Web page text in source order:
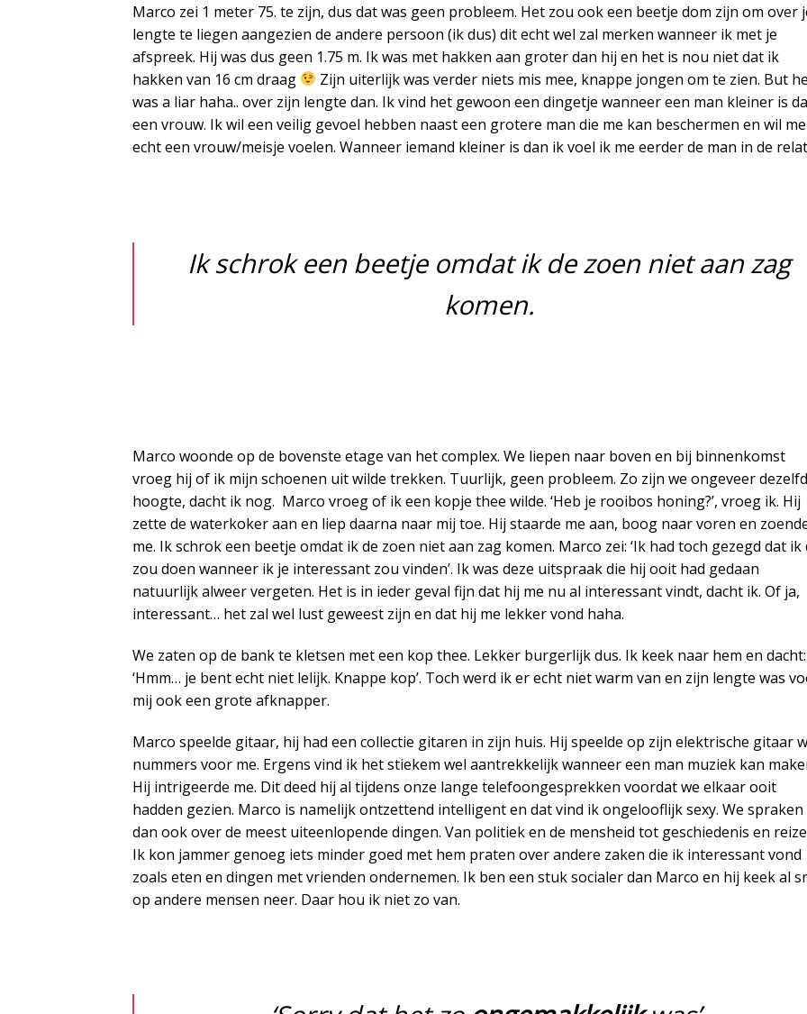
Marco zei 1 meter 75. te zijn, dus dat was geen probleem. Het zou ook een beetje dom zijn om over
lengte te liegen aangezien de andere persoon (ik dus) dit echt wel zal merken wanneer ik met je
afspreek. Hij was dus geen 1.75 m. Ik was met hakken aan groter dan hij en het is nou niet dat ik
hakken van 16 cm draag
Zijn uiterlijk was verder niets mis mee, knappe jongen om te zien. But he
was a liar haha.. over zijn lengte dan. Ik vind het gewoon een dingetje wanneer een man kleiner is
een vrouw. Ik wil een veilig gevoel hebben naast een grotere man die me kan beschermen en wil me
echt een vrouw/meisje voelen. Wanneer iemand kleiner is dan ik voel ik me eerder de man in de
Ik schrok een beetje omdat ik de zoen niet aan zag
komen.
Marco woonde op de bovenste etage van het complex. We liepen naar boven en bij binnenkomst
vroeg hij of ik mijn schoenen uit wilde trekken. Tuurlijk, geen probleem. Zo zijn we ongeveer
hoogte, dacht ik nog. Marco vroeg of ik een kopje thee wilde. ‘Heb je rooibos honing?’, vroeg ik. Hij
zette de waterkoker aan en liep daarna naar mij toe. Hij staarde me aan, boog naar voren en
me. Ik schrok een beetje omdat ik de zoen niet aan zag komen. Marco zei: ‘Ik had toch gezegd dat ik
zou doen wanneer ik je interessant zou vinden’. Ik was deze uitspraak die hij ooit had gedaan
natuurlijk alweer vergeten. Het is in ieder geval fijn dat hij me nu al interessant vindt, dacht ik. Of ja,
interessant… het zal wel lust geweest zijn en dat hij me lekker vond haha.
We zaten op de bank te kletsen met een kop thee. Lekker burgerlijk dus. Ik keek naar hem en dacht:
‘Hmm… je bent echt niet lelijk. Knappe kop’. Toch werd ik er echt niet warm van en zijn lengte was
mij ook een grote afknapper.
Marco speelde gitaar, hij had een collectie gitaren in zijn huis. Hij speelde op zijn elektrische gitaar
nummers voor me. Ergens vind ik het stiekem wel aantrekkelijk wanneer een man muziek kan
Hij intrigeerde me. Dit deed hij al tijdens onze lange telefoongesprekken voordat we elkaar ooit
hadden gezien. Marco is namelijk ontzettend intelligent en dat vind ik ongelooflijk sexy. We spraken
dan ook over de meest uiteenlopende dingen. Van politiek en de mensheid tot geschiedenis en
Ik kon jammer genoeg iets minder goed met hem praten over andere zaken die ik interessant vond
zoals eten en dingen met vrienden ondernemen. Ik ben een stuk socialer dan Marco en hij keek al
op andere mensen neer. Daar hou ik niet zo van.